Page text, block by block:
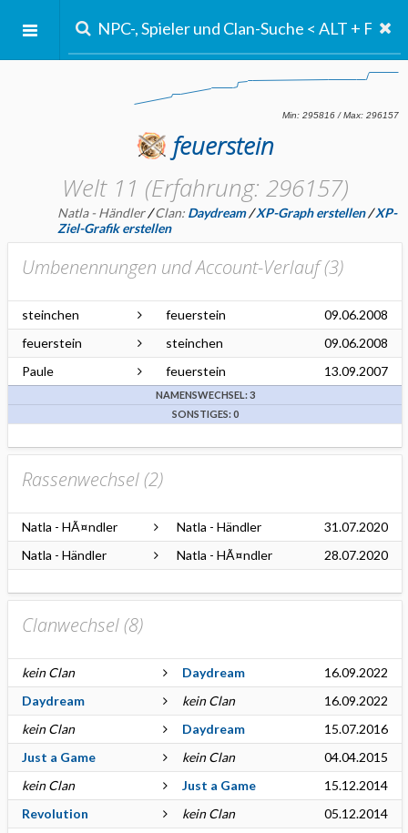
feuerstein
Welt 11 (Erfahrung: 296157)
Natla - Händler/Clan: Daydream /XP-Graph erstellen/XP-
Ziel-Grafik erstellen
Umbenennungen und Account-Verlauf (3)
steinchen feuerstein
09.06.2008
feuerstein
steinchen
09.06.2008
Paule
feuerstein 13.09.2007
NAMENSWECHSEL: 3
SONSTIGES: 0
Rassenwechsel (2)
Natla - HÃ¤ndler Natla - Händler
31.07.2020
Natla - Händler
Natla - HÃ¤ndler 28.07.2020
Clanwechsel (8)
kein Clan Daydream
16.09.2022
Daydream
kein Clan
16.09.2022
kein Clan
Daydream
15.07.2016
Just a Game
kein Clan
04.04.2015
kein Clan
Just a Game
15.12.2014
Revolution
kein Clan
05.12.2014